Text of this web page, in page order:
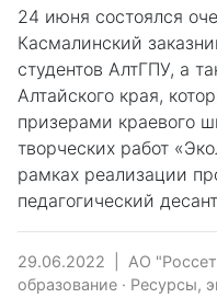
24 июня состоялся
Касмалинский
студентов АлтГПУ, а
Алтайского края,
призерами краевого
творческих работ
рамках реализации
педагогический
29.06.2022 АО
образование · Ресурсы,